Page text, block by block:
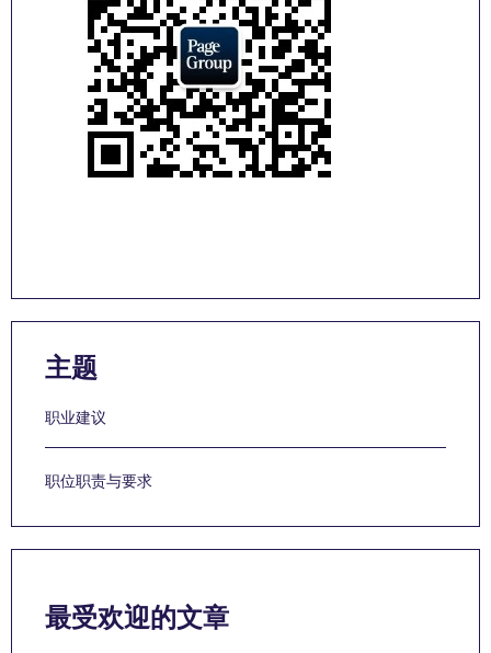
主题
职业建议
职位职责与要求
最受欢迎的文章